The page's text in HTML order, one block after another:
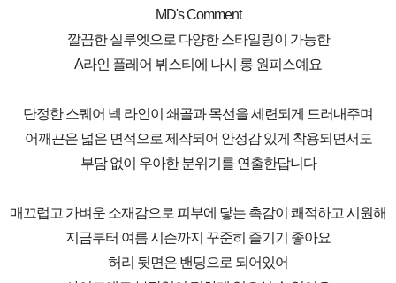
MD's Comment
깔끔한 실루엣으로 다양한 스타일링이 가능한
A라인 플레어 뷔스티에 나시 롱 원피스예요
단정한 스퀘어 넥 라인이 쇄골과 목선을 세련되게 드러내주며
어깨끈은 넓은 면적으로 제작되어 안정감 있게 착용되면서도
부담 없이 우아한 분위기를 연출한답니다
매끄럽고 가벼운 소재감으로 피부에 닿는 촉감이 쾌적하고 시원해
지금부터 여름 시즌까지 꾸준히 즐기기 좋아요
허리 뒷면은 밴딩으로 되어있어